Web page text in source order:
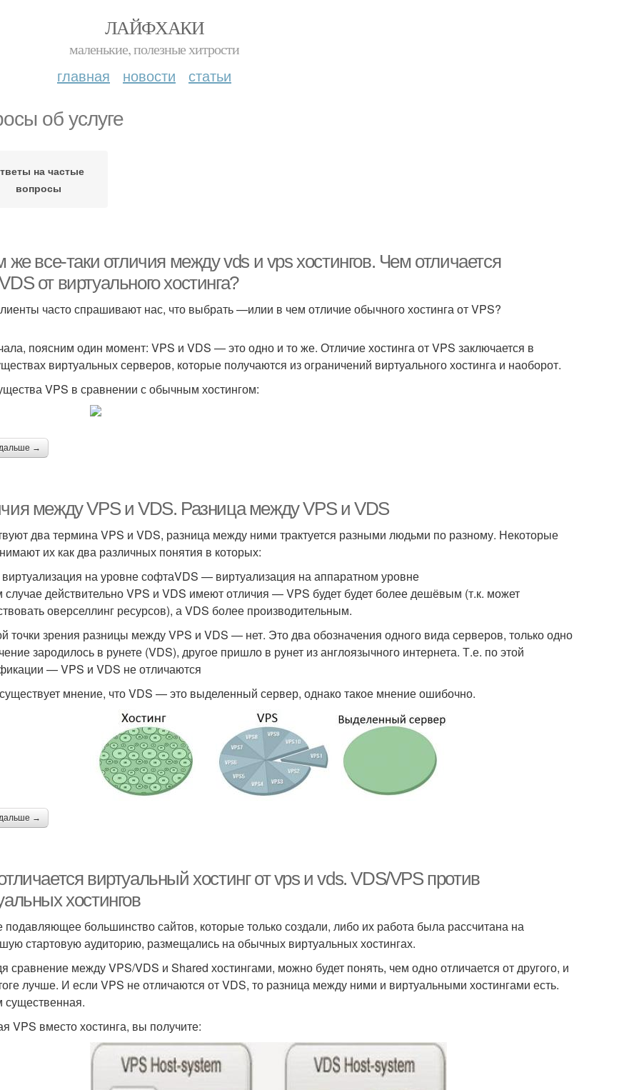
ЛАЙФХАКИ
маленькие, полезные хитрости
главная новости статьи
об услуге
на частые
вопросы
же все-таки отличия между vds и vps хостингов. Чем отличается
от виртуального хостинга?
часто спрашивают нас, что выбрать —илии в чем отличие обычного хостинга от VPS?
поясним один момент: VPS и VDS — это одно и то же. Отличие хостинга от VPS заключается в
виртуальных серверов, которые получаются из ограничений виртуального хостинга и наоборот.
VPS в сравнении с обычным хостингом:
→
между VPS и VDS. Разница между VPS и VDS
два термина VPS и VDS, разница между ними трактуется разными людьми по разному. Некоторые
их как два различных понятия в которых:
на уровне софтаVDS — виртуализация на аппаратном уровне
случае действительно VPS и VDS имеют отличия — VPS будет будет более дешёвым (т.к. может
оверселлинг ресурсов), а VDS более производительным.
точки зрения разницы между VPS и VDS — нет. Это два обозначения одного вида серверов, только одно
зародилось в рунете (VDS), другое пришло в рунет из англоязычного интернета. Т.е. по этой
— VPS и VDS не отличаются
мнение, что VDS — это выделенный сервер, однако такое мнение ошибочно.
→
виртуальный хостинг от vps и vds. VDS/VPS против
хостингов
большинство сайтов, которые только создали, либо их работа была рассчитана на
стартовую аудиторию, размещались на обычных виртуальных хостингах.
сравнение между VPS/VDS и Shared хостингами, можно будет понять, чем одно отличается от другого, и
лучше. И если VPS не отличаются от VDS, то разница между ними и виртуальными хостингами есть.
существенная.
VPS вместо хостинга, вы получите: